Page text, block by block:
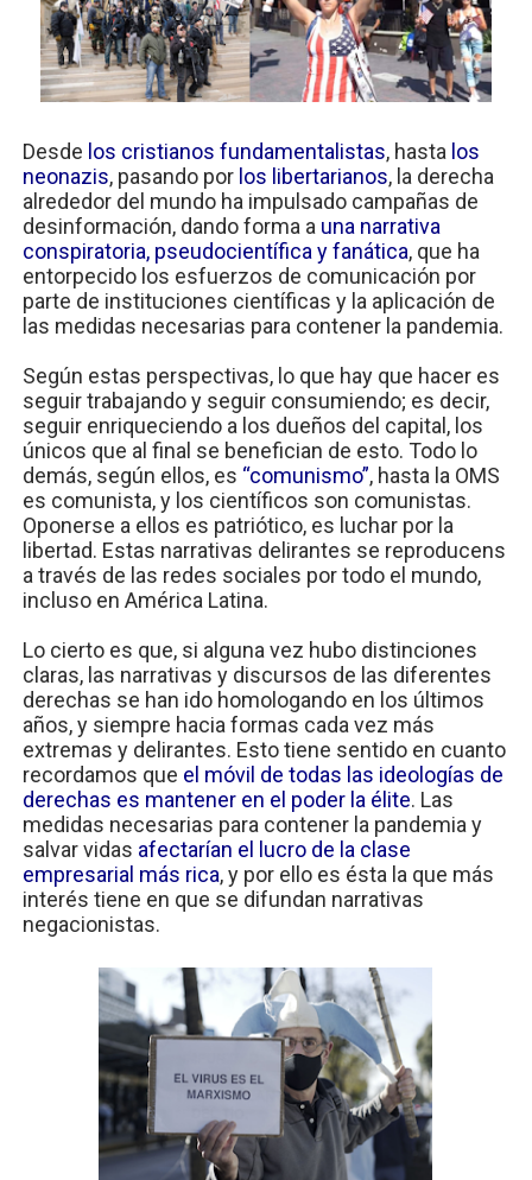
Desde los cristianos fundamentalistas, hasta los
neonazis, pasando por los libertarianos, la derecha
alrededor del mundo ha impulsado campañas de
desinformación, dando forma a una narrativa
conspiratoria, pseudocientífica y fanática, que ha
entorpecido los esfuerzos de comunicación por
parte de instituciones científicas y la aplicación de
las medidas necesarias para contener la pandemia.
Según estas perspectivas, lo que hay que hacer es
seguir trabajando y seguir consumiendo; es decir,
seguir enriqueciendo a los dueños del capital, los
únicos que al final se benefician de esto. Todo lo
demás, según ellos, es “comunismo”, hasta la OMS
es comunista, y los científicos son comunistas.
Oponerse a ellos es patriótico, es luchar por la
libertad. Estas narrativas delirantes se reproducens
a través de las redes sociales por todo el mundo,
incluso en América Latina.
Lo cierto es que, si alguna vez hubo distinciones
claras, las narrativas y discursos de las diferentes
derechas se han ido homologando en los últimos
años, y siempre hacia formas cada vez más
extremas y delirantes. Esto tiene sentido en cuanto
recordamos que el móvil de todas las ideologías de
derechas es mantener en el poder la élite. Las
medidas necesarias para contener la pandemia y
salvar vidas afectarían el lucro de la clase
empresarial más rica, y por ello es ésta la que más
interés tiene en que se difundan narrativas
negacionistas.